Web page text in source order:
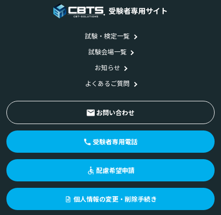
受験者専用サイト
試験・検定一覧
試験会場一覧
お知らせ
よくあるご質問
お問い合わせ
受験者専用電話
配慮希望申請
個人情報の変更・削除手続き